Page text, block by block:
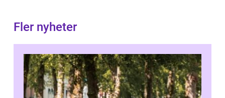
Fler nyheter